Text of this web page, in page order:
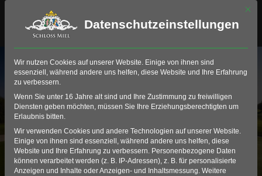
Alle Produkte
Mit
Datenschutzeinstellungen
Wir nutzen Cookies auf unserer Website. Einige von ihnen sind
essenziell, während andere uns helfen, diese Website und Ihre Erfahrung
zu verbessern.
Wenn Sie unter 16 Jahre alt sind und Ihre Zustimmung zu freiwilligen
Diensten geben möchten, müssen Sie Ihre Erziehungsberechtigten um
Erlaubnis bitten.
Wir verwenden Cookies und andere Technologien auf unserer Website.
Einige von ihnen sind essenziell, während andere uns helfen, diese
Website und Ihre Erfahrung zu verbessern. Personenbezogene Daten
können verarbeitet werden (z. B. IP-Adressen), z. B. für personalisierte
Anzeigen und Inhalte oder Anzeigen- und Inhaltsmessung. Weitere